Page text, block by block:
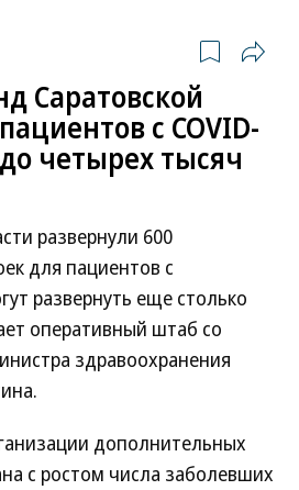
Саратовской
с COVID-
четырех тысяч
развернули 600
для пациентов с
развернуть еще столько
оперативный штаб со
здравоохранения
дополнительных
с ростом числа заболевших